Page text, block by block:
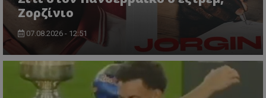
Ζορζίνιο
07.08.2026 - 12:51